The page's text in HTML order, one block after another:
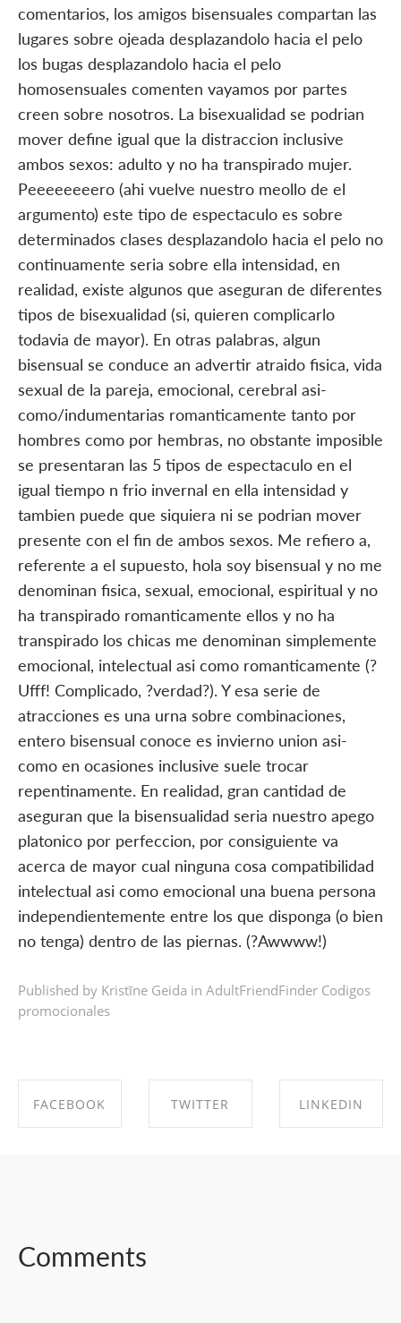
comentarios, los amigos bisensuales compartan las
lugares sobre ojeada desplazandolo hacia el pelo
los bugas desplazandolo hacia el pelo
homosensuales comenten vayamos por partes
creen sobre nosotros. La bisexualidad se podri­an
mover define igual que la distraccion inclusive
ambos sexos: adulto y no ha transpirado mujer.
Peeeeeeeero (ahi vuelve nuestro meollo de el
argumento) este tipo de espectaculo es sobre
determinados clases desplazandolo hacia el pelo no
continuamente seri­a sobre ella intensidad, en
realidad, existe algunos que aseguran de diferentes
tipos de bisexualidad (si, quieren complicarlo
todavia de mayor). En otras palabras, algun
bisensual se conduce an advertir atraido fisica, vida
sexual de la pareja, emocional, cerebral asi­
como/indumentarias romanticamente tanto por
hombres como por hembras, no obstante imposible
se presentaran las 5 tipos de espectaculo en el
igual tiempo n fri­o invernal en ella intensidad y
tambien puede que siquiera ni se podri­an mover
presente con el fin de ambos sexos. Me refiero a,
referente a el supuesto, hola soy bisensual y no me
denominan fisica, sexual, emocional, espiritual y no
ha transpirado romanticamente ellos y no ha
transpirado los chicas me denominan simplemente
emocional, intelectual asi­ como romanticamente (?
Ufff! Complicado, ?verdad?). Y esa serie de
atracciones es una urna sobre combinaciones,
entero bisensual conoce es invierno union asi­
como en ocasiones inclusive suele trocar
repentinamente. En realidad, gran cantidad de
aseguran que la bisensualidad seri­a nuestro apego
platonico por perfeccion, por consiguiente va
acerca de mayor cual ninguna cosa compatibilidad
intelectual asi­ como emocional una buena persona
independientemente entre los que disponga (o bien
no tenga) dentro de las piernas. (?Awwww!)
Published by Kristīne Geida in AdultFriendFinder Codigos
promocionales
FACEBOOK TWITTER LINKEDIN
Comments